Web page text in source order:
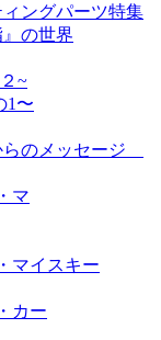
ングパーツ特集
の世界
~
1〜
らのメッセージ
マ
マイスキー
カー